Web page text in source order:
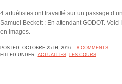
4 artuélistes ont travaillé sur un passage
Samuel Beckett : En attendant GODOT. Voici
en images.
POSTED: OCTOBRE 25TH, 2016 ˑ 8 COMMENTS
FILLED UNDER: ACTUALITES, LES COURS